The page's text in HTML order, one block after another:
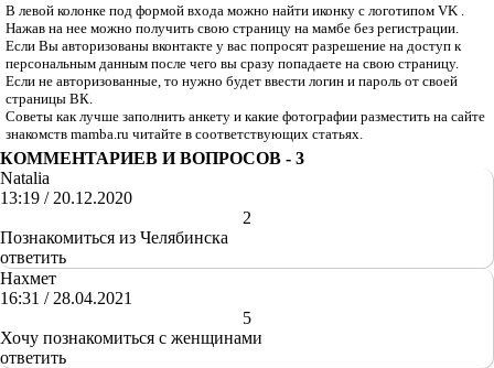
В левой колонке под формой входа можно найти иконку с логотипом VK .
Нажав на нее можно получить свою страницу на мамбе без регистрации.
Если Вы авторизованы вконтакте у вас попросят разрешение на доступ к
персональным данным после чего вы сразу попадаете на свою страницу.
Если не авторизованные, то нужно будет ввести логин и пароль от своей
страницы ВК.
Советы как лучше заполнить анкету и какие фотографии разместить на сайте
знакомств mamba.ru читайте в соответствующих статьях.
КОММЕНТАРИЕВ И ВОПРОСОВ - 3
Natalia
13:19 / 20.12.2020
2
Познакомиться из Челябинска
ответить
Нахмет
16:31 / 28.04.2021
5
Хочу познакомиться с женщинами
ответить